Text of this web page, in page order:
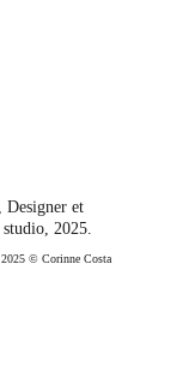
2025 © Corinne Costa
et
2025.